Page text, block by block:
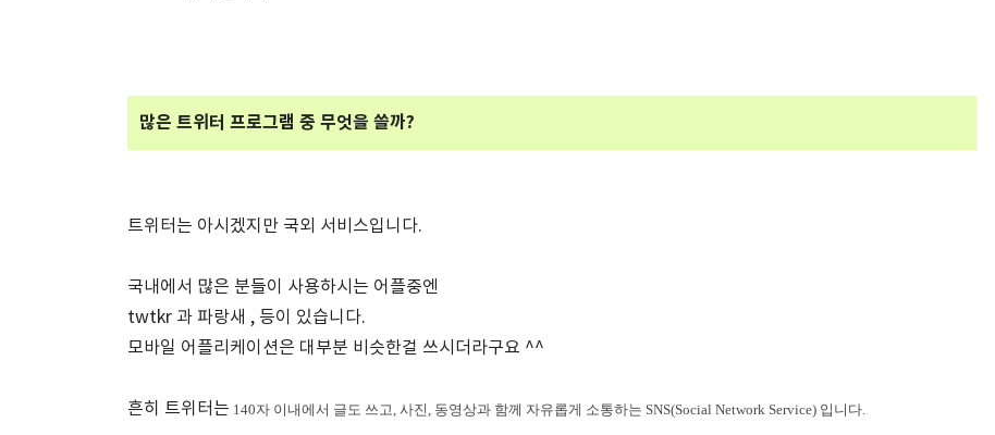
많은 트위터 프로그램 중 무엇을 쓸까?
트위터는 아시겠지만 국외 서비스입니다.
국내에서 많은 분들이 사용하시는 어플중엔
twtkr 과 파랑새 , 등이 있습니다.
모바일 어플리케이션은 대부분 비슷한걸 쓰시더라구요 ^^
흔히 트위터는 140자 이내에서 글도 쓰고, 사진, 동영상과 함께 자유롭게 소통하는 SNS(Social Network Service) 입니다.